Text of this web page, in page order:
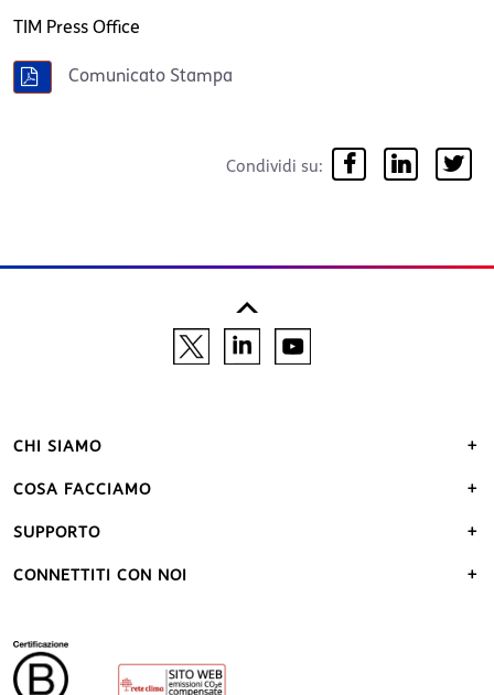
TIM Press Office
Comunicato Stampa
Condividi su:
CHI SIAMO
COSA FACCIAMO
SUPPORTO
CONNETTITI CON NOI